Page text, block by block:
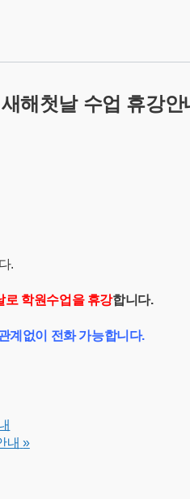
해첫날 수업 휴강안
.
로 학원수업을 휴강합니다.
계없이 전화 가능합니다.
내 »